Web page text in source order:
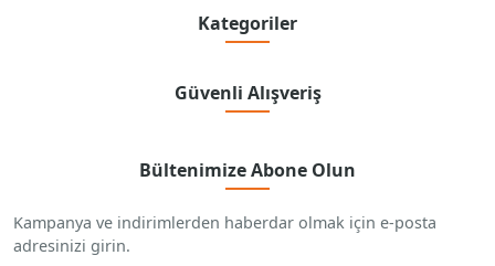
Kategoriler
Güvenli Alışveriş
Bültenimize Abone Olun
Kampanya ve indirimlerden haberdar olmak için e-posta
adresinizi girin.